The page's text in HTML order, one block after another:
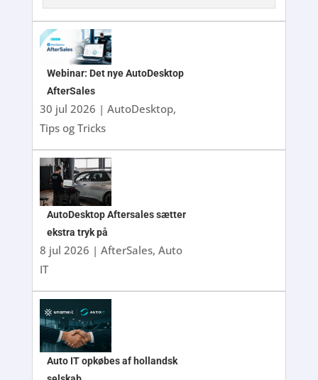
Webinar: Det nye AutoDesktop
AfterSales
30 jul 2026 | AutoDesktop,
Tips og Tricks
AutoDesktop Aftersales sætter
ekstra tryk på
8 jul 2026 | AfterSales, Auto
IT
Auto IT opkøbes af hollandsk